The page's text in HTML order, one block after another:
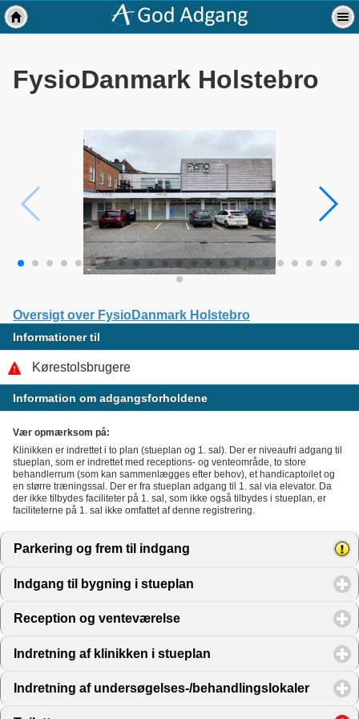
FysioDanmark Holstebro
Oversigt over FysioDanmark Holstebro
Informationer til
Kørestolsbrugere
Information om adgangsforholdene
Vær opmærksom på:
Klinikken er indrettet i to plan (stueplan og 1. sal). Der er niveaufri adgang til
stueplan, som er indrettet med receptions- og venteområde, to store
behandlerrum (som kan sammenlægges efter behov), et handicaptoilet og
en større træningssal. Der er fra stueplan adgang til 1. sal via elevator. Da
der ikke tilbydes faciliteter på 1. sal, som ikke også tilbydes i stueplan, er
faciliteterne på 1. sal ikke omfattet af denne registrering.
Parkering og frem til indgang click to expand contents
Indgang til bygning i stueplan click to expand contents
Reception og venteværelse
Indretning af klinikken i stueplan click to expand contents
Indretning af undersøgelses-/behandlingslokaler click